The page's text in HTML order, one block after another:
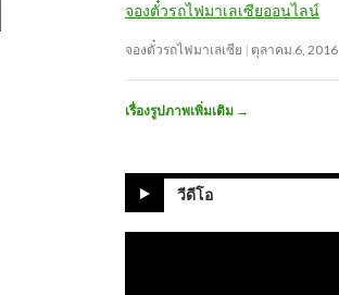
จองตั๋วรถไฟมาเลเซียออนไลน์
จองตั๋วรถไฟมาเลเซีย ตุลาคม 6, 2016
เรื่องรูปภาพเพิ่มเติม →
วีดีโอ